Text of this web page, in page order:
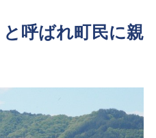
と呼ばれ町民に親